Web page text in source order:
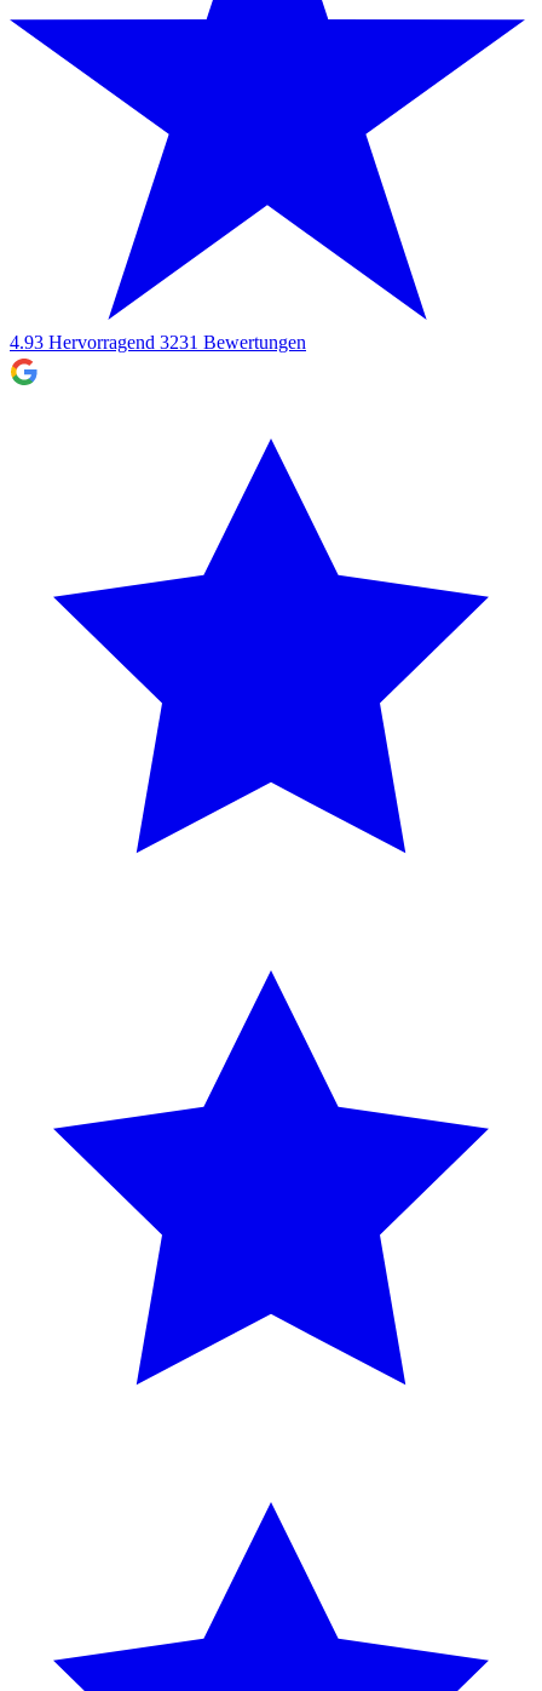
4.93 Hervorragend 3231 Bewertungen